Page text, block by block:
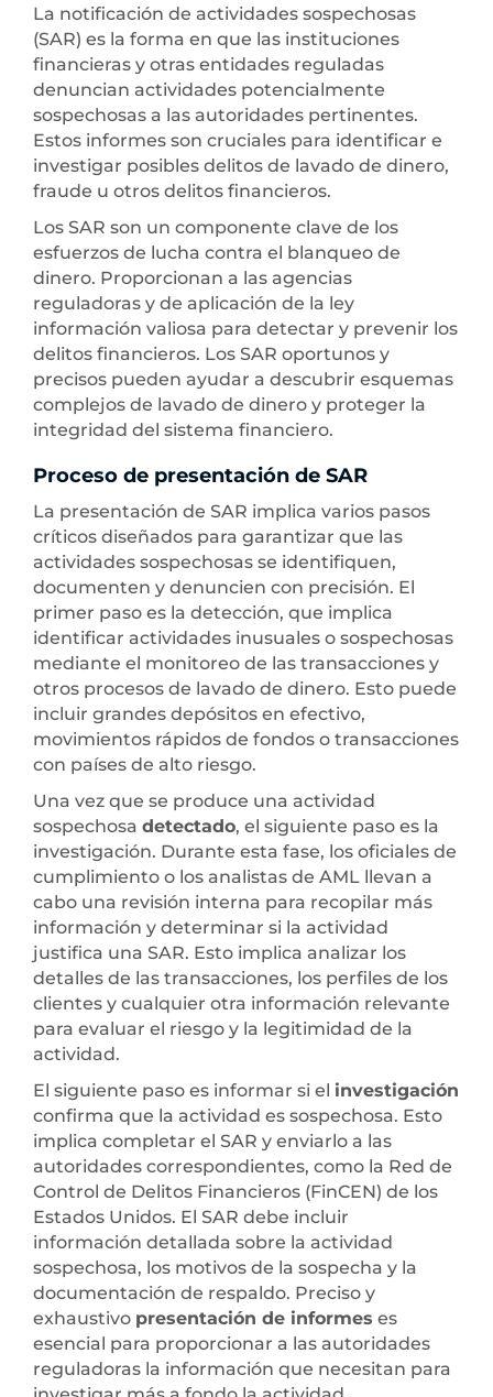
La notificación de actividades sospechosas
(SAR) es la forma en que las instituciones
financieras y otras entidades reguladas
denuncian actividades potencialmente
sospechosas a las autoridades pertinentes.
Estos informes son cruciales para identificar e
investigar posibles delitos de lavado de dinero,
fraude u otros delitos financieros.
Los SAR son un componente clave de los
esfuerzos de lucha contra el blanqueo de
dinero. Proporcionan a las agencias
reguladoras y de aplicación de la ley
información valiosa para detectar y prevenir los
delitos financieros. Los SAR oportunos y
precisos pueden ayudar a descubrir esquemas
complejos de lavado de dinero y proteger la
integridad del sistema financiero.
Proceso de presentación de SAR
La presentación de SAR implica varios pasos
críticos diseñados para garantizar que las
actividades sospechosas se identifiquen,
documenten y denuncien con precisión. El
primer paso es la detección, que implica
identificar actividades inusuales o sospechosas
mediante el monitoreo de las transacciones y
otros procesos de lavado de dinero. Esto puede
incluir grandes depósitos en efectivo,
movimientos rápidos de fondos o transacciones
con países de alto riesgo.
Una vez que se produce una actividad
sospechosa detectado, el siguiente paso es la
investigación. Durante esta fase, los oficiales de
cumplimiento o los analistas de AML llevan a
cabo una revisión interna para recopilar más
información y determinar si la actividad
justifica una SAR. Esto implica analizar los
detalles de las transacciones, los perfiles de los
clientes y cualquier otra información relevante
para evaluar el riesgo y la legitimidad de la
actividad.
El siguiente paso es informar si el investigación
confirma que la actividad es sospechosa. Esto
implica completar el SAR y enviarlo a las
autoridades correspondientes, como la Red de
Control de Delitos Financieros (FinCEN) de los
Estados Unidos. El SAR debe incluir
información detallada sobre la actividad
sospechosa, los motivos de la sospecha y la
documentación de respaldo. Preciso y
exhaustivo presentación de informes es
esencial para proporcionar a las autoridades
reguladoras la información que necesitan para